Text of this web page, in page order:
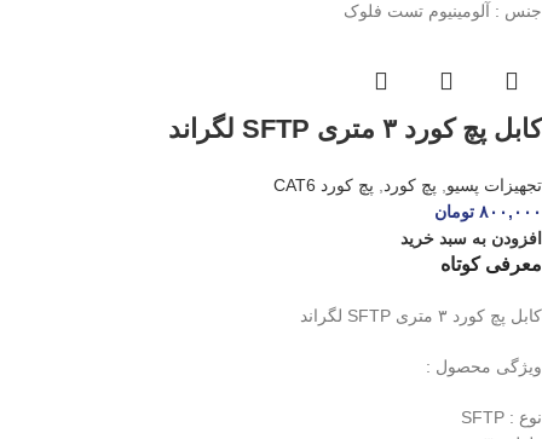
جنس : آلومینیوم تست فلوک
کابل پچ کورد ۳ متری SFTP لگراند
تجهیزات پسیو پچ کورد
پچ کورد CAT6
۸۰۰,۰۰۰ تومان
افزودن به سبد خرید
معرفی کوتاه
کابل پچ کورد ۳ متری SFTP لگراند
ویژگی محصول :
نوع : SFTP